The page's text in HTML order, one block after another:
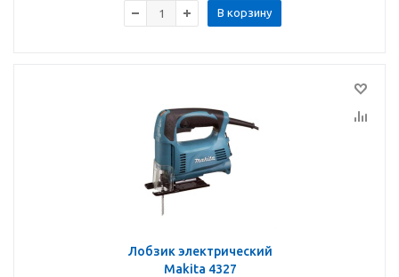
В корзину
Лобзик электрический
Makita 4327